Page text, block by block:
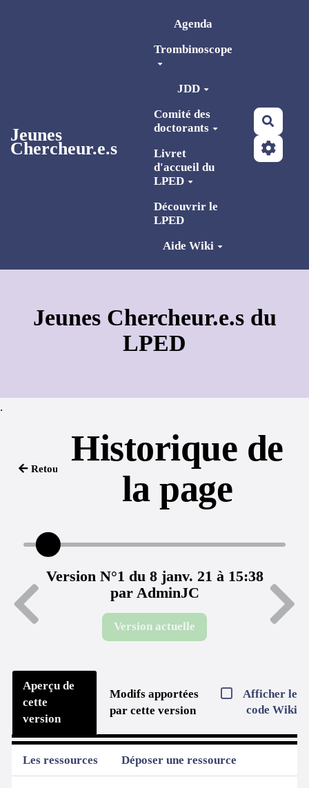
Jeunes
Chercheur.e.s
Agenda
Trombinoscope
JDD
Comité des
doctorants
Livret
d'accueil du
LPED
Découvrir le
LPED
Aide Wiki
Jeunes Chercheur.e.s du
LPED
.
Retour
Historique de
la page
Version N°1 du 8 janv. 21 à 15:38
par AdminJC
Version actuelle
Aperçu de
cette
version
Modifs apportées
par cette version
Afficher le
code Wiki